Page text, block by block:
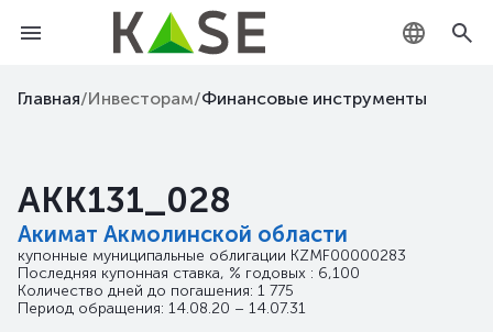
KZ
Главная/Инвесторам/Финансовые инструменты
AKK131_028
Акимат Акмолинской области
купонные муниципальные облигации KZMF00000283
Последняя купонная ставка, % годовых : 6,100
Количество дней до погашения: 1 775
Период обращения: 14.08.20 – 14.07.31